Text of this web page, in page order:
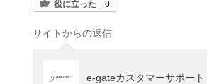
役に立った 0
サイトからの返信
e-gateカスタマーサポート